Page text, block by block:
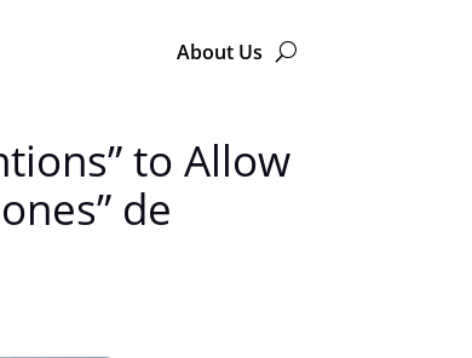
About Us
to Allow
de